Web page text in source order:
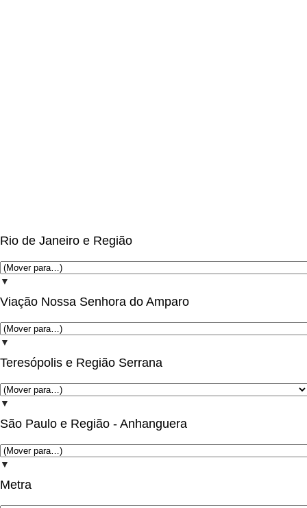
Rio de Janeiro e Região
▼
Viação Nossa Senhora do Amparo
▼
Teresópolis e Região Serrana
▼
São Paulo e Região - Anhanguera
▼
Metra